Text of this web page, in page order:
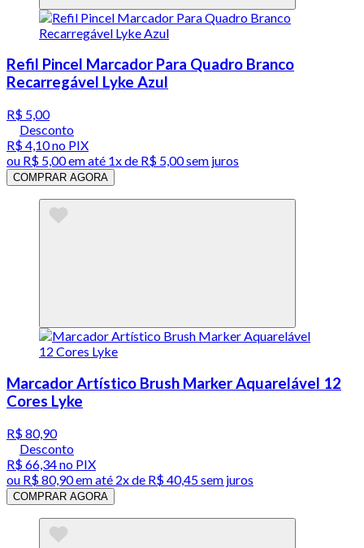
Refil Pincel Marcador Para Quadro Branco
Recarregável Lyke Azul
R$ 5,00
Desconto
R$ 4,10no PIX
ou R$ 5,00em até 1x de R$ 5,00sem juros
COMPRAR AGORA
Marcador Artístico Brush Marker Aquarelável 12
Cores Lyke
R$ 80,90
Desconto
R$ 66,34no PIX
ou R$ 80,90em até 2x de R$ 40,45 sem juros
COMPRAR AGORA